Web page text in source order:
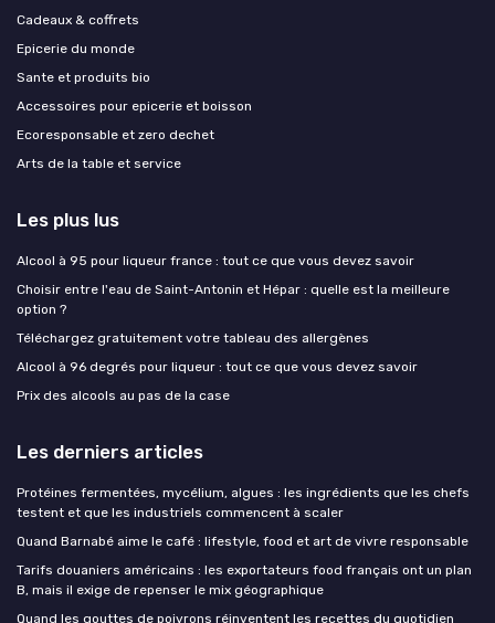
Cadeaux & coffrets
Epicerie du monde
Sante et produits bio
Accessoires pour epicerie et boisson
Ecoresponsable et zero dechet
Arts de la table et service
Les plus lus
Alcool à 95 pour liqueur france : tout ce que vous devez savoir
Choisir entre l'eau de Saint-Antonin et Hépar : quelle est la meilleure
option ?
Téléchargez gratuitement votre tableau des allergènes
Alcool à 96 degrés pour liqueur : tout ce que vous devez savoir
Prix des alcools au pas de la case
Les derniers articles
Protéines fermentées, mycélium, algues : les ingrédients que les chefs
testent et que les industriels commencent à scaler
Quand Barnabé aime le café : lifestyle, food et art de vivre responsable
Tarifs douaniers américains : les exportateurs food français ont un plan
B, mais il exige de repenser le mix géographique
Quand les gouttes de poivrons réinventent les recettes du quotidien